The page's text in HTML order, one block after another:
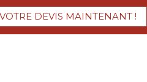
DEVIS MAINTENANT !